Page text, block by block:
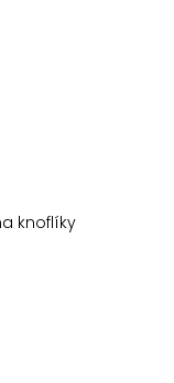
knoflíky